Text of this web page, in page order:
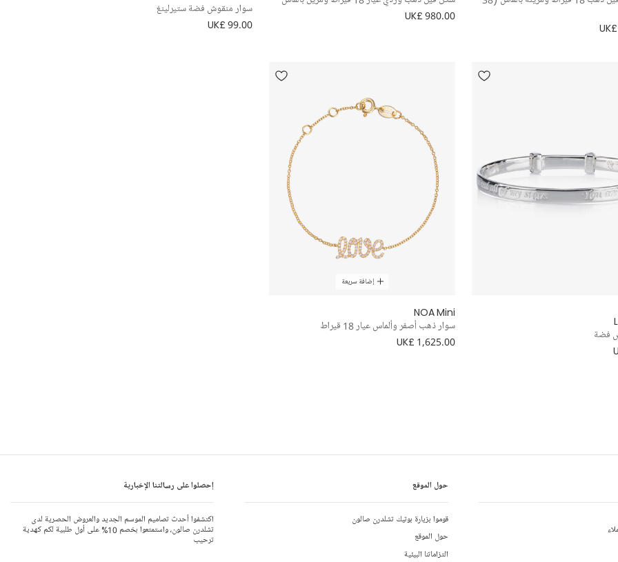
UK£ 980.00
سوار منقوش فضة ستيرلينغ
UK£ 99.00
فضة
إضافة سريعة
NOA Mini
سوار ذهب أصفر وألماس عيار 18 قيراط
UK£ 1,625.00
حول الموقع
قوموا بزيارة بوتيك تشلدرن صالون
حول الموقع
التزاماتنا البيئية
إحصلوا على رسالتنا الإخبارية
اكتشفوا أحدث تصاميم الموسم الجديد والعروض الحصرية لدى
تشلدرن صالون، واستمتعوا بخصم 10% على أول طلبية لكم كهدية
ترحيب